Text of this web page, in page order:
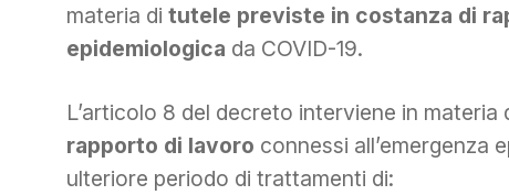
materia di tutele previste in costanza di
epidemiologica da COVID-19.
L’articolo 8 del decreto interviene in materia
rapporto di lavoro connessi all’emergenza
ulteriore periodo di trattamenti di: